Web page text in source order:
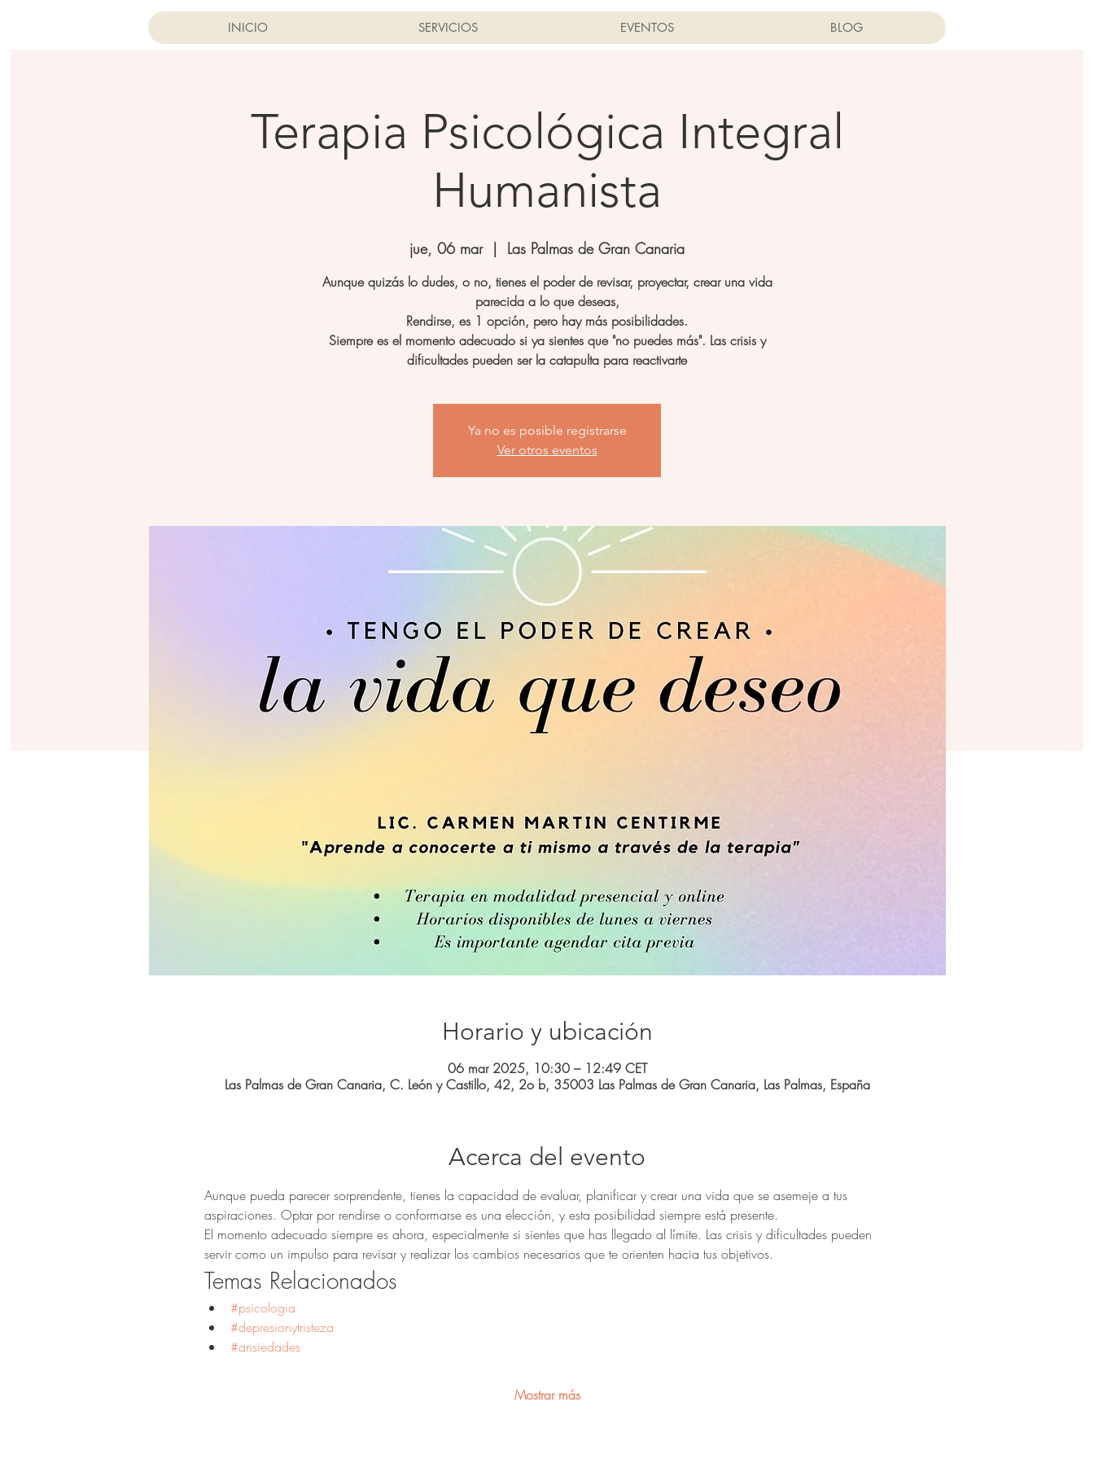
INICIO SERVICIOS EVENTOS BLOG
Terapia Psicológica Integral
Humanista
jue, 06 mar
  |
Las Palmas de Gran Canaria
Aunque quizás lo dudes, o no, tienes el poder de revisar, proyectar, crear una vida
parecida a lo que deseas,
Rendirse, es 1 opción, pero hay más posibilidades.
Siempre es el momento adecuado si ya sientes que "no puedes más". Las crisis y
dificultades pueden ser la catapulta para reactivarte
Ya no es posible registrarse
Ver otros eventos
Horario y ubicación
06 mar 2025, 10:30 – 12:49 CET
Las Palmas de Gran Canaria, C. León y Castillo, 42, 2o b, 35003 Las Palmas de Gran Canaria, Las Palmas, España
Acerca del evento
Aunque pueda parecer sorprendente, tienes la capacidad de evaluar, planificar y crear una vida que se asemeje a tus
aspiraciones. Optar por rendirse o conformarse es una elección, y esta posibilidad siempre está presente.
El momento adecuado siempre es ahora, especialmente si sientes que has llegado al límite. Las crisis y dificultades pueden
servir como un impulso para revisar y realizar los cambios necesarios que te orienten hacia tus objetivos.
Temas Relacionados
#psicologia
#depresionytristeza
#ansiedades
Mostrar más